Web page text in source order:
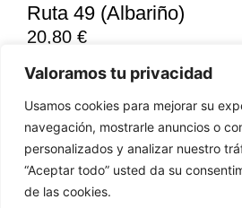
Valoramos tu privacidad
Usamos cookies para mejorar su
navegación, mostrarle anuncios o
personalizados y analizar nuestro
“Aceptar todo” usted da su
de las cookies.
Ruta 49 (Albariño)
20,80 €
Accesibilidad Aviso Legal